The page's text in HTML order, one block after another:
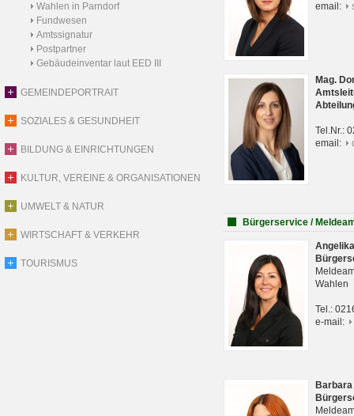
Wahlen in Parndorf
Fundwesen
Amtssignatur
Postpartner
Gebäudeinventar laut EED III
GEMEINDEPORTRAIT
SOZIALES & GESUNDHEIT
BILDUNG & EINRICHTUNGEN
KULTUR, VEREINE & ORGANISATIONEN
UMWELT & NATUR
WIRTSCHAFT & VERKEHR
TOURISMUS
email:
Mag.
Tel.Nr.:
email:
Bürgerservice /
Wahlen
Tel.:
e-mail: